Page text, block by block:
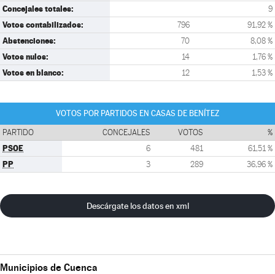
Concejales totales: 9
Votos contabilizados: 796 91,92 %
Abstenciones: 70 8,08 %
Votos nulos: 14 1,76 %
Votos en blanco: 12 1,53 %
VOTOS POR PARTIDOS EN CASAS DE BENÍTEZ
PARTIDO CONCEJALES VOTOS %
PSOE 6 481 61,51 %
PP 3 289 36,96 %
Descárgate los datos en xml
Municipios de Cuenca